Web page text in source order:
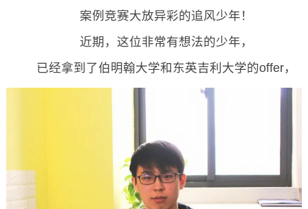
案例竞赛大放异彩的追风少年！
近期，这位非常有想法的少年，
已经拿到了伯明翰大学和东英吉利大学的offer，